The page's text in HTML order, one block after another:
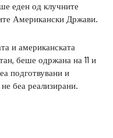
еден од клучните
Американски Држави.
и американската
беше одржана на 11 и
подготвувани и
беа реализирани.